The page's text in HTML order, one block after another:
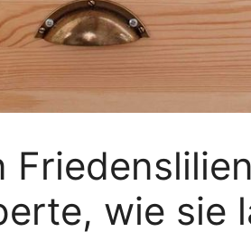
wie sie